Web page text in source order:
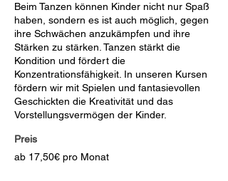
Beim Tanzen können Kinder nicht nur Spaß
haben, sondern es ist auch möglich, gegen
ihre Schwächen anzukämpfen und ihre
Stärken zu stärken. Tanzen stärkt die
Kondition und fördert die
Konzentrationsfähigkeit. In unseren Kursen
fördern wir mit Spielen und fantasievollen
Geschickten die Kreativität und das
Vorstellungsvermögen der Kinder.
Preis
ab 17,50€ pro Monat